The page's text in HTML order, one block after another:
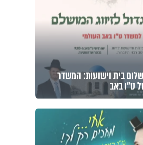
שלום בית וישועות: המשדר
ט"ו באב